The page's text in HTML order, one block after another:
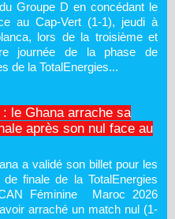
Groupe D en concédant le
au Cap-Vert (1-1), jeudi à
lors de la troisième et
journée de la phase de
de la TotalEnergies...
le Ghana arrache sa
après son nul face au
a validé son billet pour les
de finale de la TotalEnergies
Féminine Maroc 2026
arraché un match nul (1-